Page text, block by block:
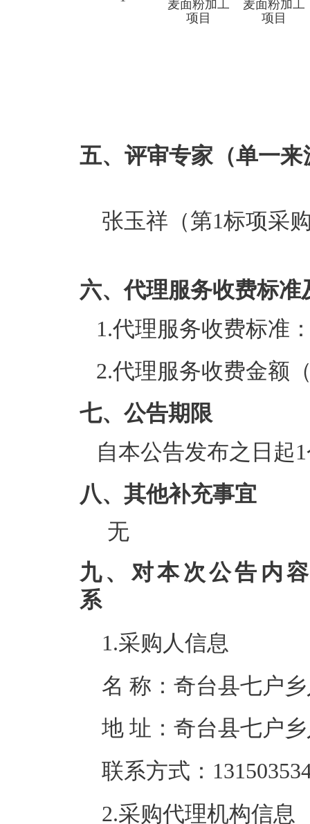
麦面粉加工
项目
麦面粉加工
项目
五、评审专家（单一
张玉祥（第1标项采
六、代理服务收费标准
1.代理服务收费标准
2.代理服务收费金额
七、公告期限
自本公告发布之日起
八、其他补充事宜
无
九、对本次公告内
系
1.采购人信息
名 称： 奇台县七户
地 址： 奇台县七户
联系方式：
2.采购代理机构信息